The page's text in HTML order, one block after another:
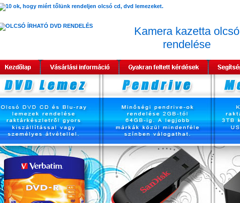
Kamera kazetta olcsó
rendelése